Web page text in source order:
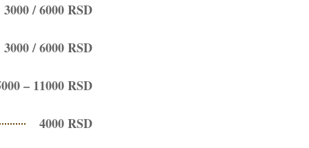
3000 / 6000 RSD
3000 / 6000 RSD
– 11000 RSD
4000 RSD